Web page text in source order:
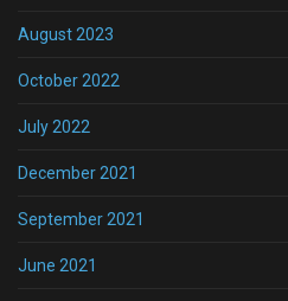
August 2023
October 2022
July 2022
December 2021
September 2021
June 2021